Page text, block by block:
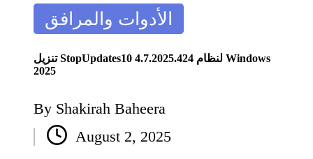
Posted
in
الأدوات والمرافق
تنزيل StopUpdates10 4.7.2025.424 لنظام Windows
2025
Posted
by
By Shakirah Baheera
August 2, 2025